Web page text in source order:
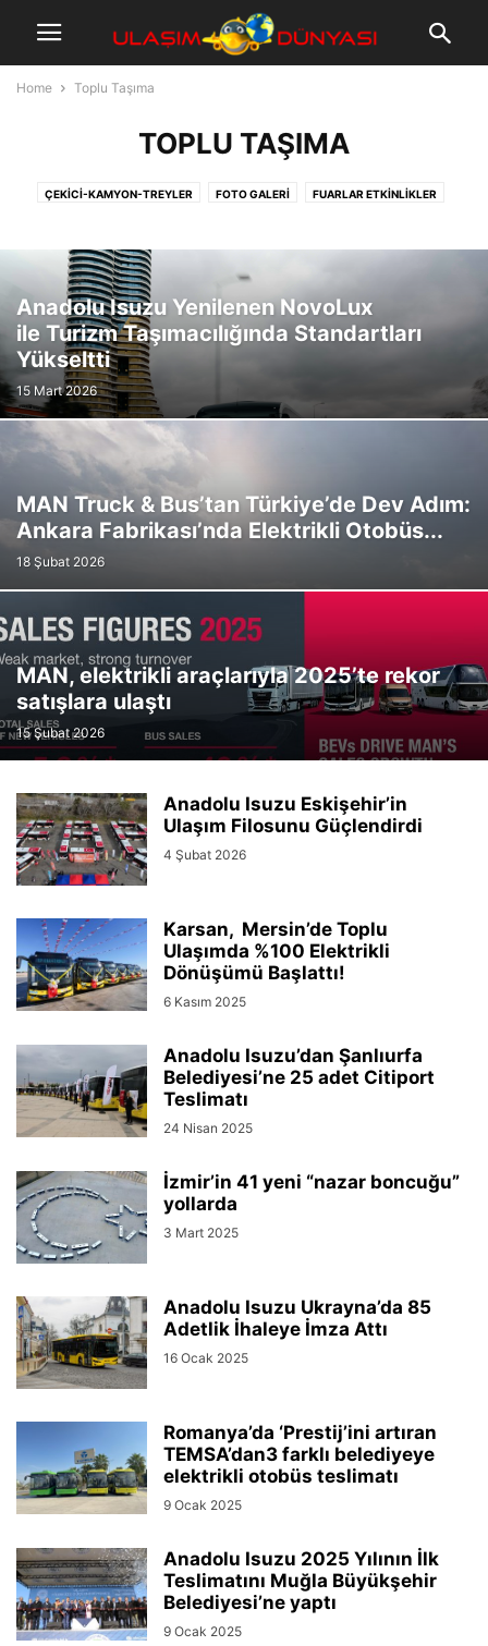
Home Toplu Taşıma
TOPLU TAŞIMA
ÇEKICI-KAMYON-TREYLER FOTO GALERI FUARLAR ETKINLIKLER
TESLIMAT TOPLU TAŞIMA VIDEO
Anadolu Isuzu Yenilenen NovoLux
ile Turizm Taşımacılığında Standartları
Yükseltti
15 Mart 2026
MAN Truck & Bus’tan Türkiye’de Dev Adım:
Ankara Fabrikası’nda Elektrikli Otobüs...
18 Şubat 2026
MAN, elektrikli araçlarıyla 2025’te rekor
satışlara ulaştı
15 Şubat 2026
Anadolu Isuzu Eskişehir’in
Ulaşım Filosunu Güçlendirdi
4 Şubat 2026
Karsan, Mersin’de Toplu
Ulaşımda %100 Elektrikli
Dönüşümü Başlattı!
6 Kasım 2025
Anadolu Isuzu’dan Şanlıurfa
Belediyesi’ne 25 adet Citiport
Teslimatı
24 Nisan 2025
İzmir’in 41 yeni “nazar boncuğu”
yollarda
3 Mart 2025
Anadolu Isuzu Ukrayna’da 85
Adetlik İhaleye İmza Attı
16 Ocak 2025
Romanya’da ‘Prestij’ini artıran
TEMSA’dan3 farklı belediyeye
elektrikli otobüs teslimatı
9 Ocak 2025
Anadolu Isuzu 2025 Yılının İlk
Teslimatını Muğla Büyükşehir
Belediyesi’ne yaptı
9 Ocak 2025